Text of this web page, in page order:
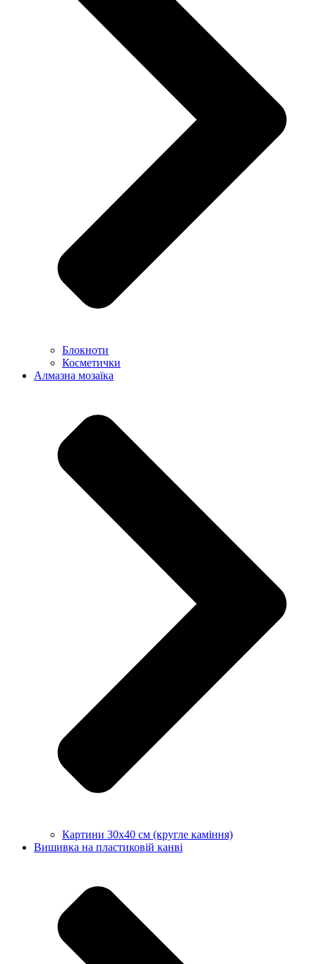
Блокноти
Косметички
Алмазна мозаїка
Картини 30х40 см (кругле каміння)
Вишивка на пластиковій канві